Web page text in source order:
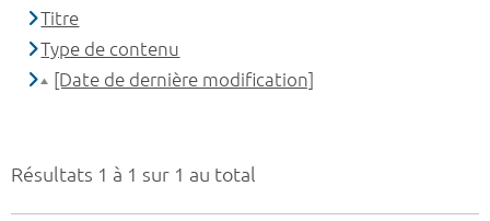
Résultats 1 à 1 sur 1 au total
Titre
Type de contenu
[Date de dernière modification]